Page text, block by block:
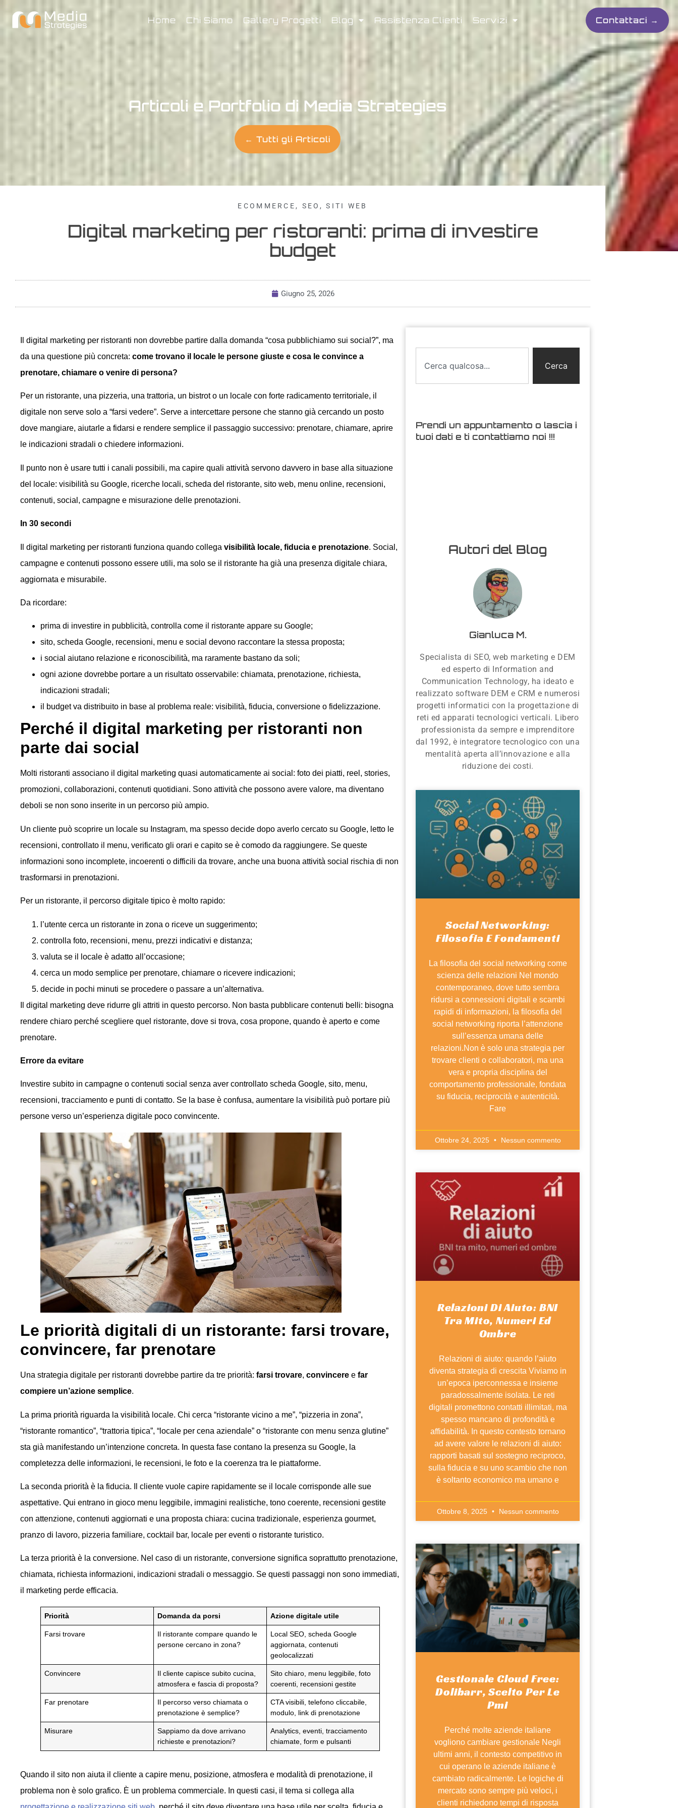
Home Chi Siamo Gallery Progetti Blog Assistenza Clienti Servizi Contattaci →
Articoli e Portfolio di Media Strategies
← Tutti gli Articoli
ECOMMERCE , SEO ,SITI WEB
Digital marketing per ristoranti: prima di investire
budget
Giugno 25, 2026
Il digital marketing per ristoranti non dovrebbe partire dalla domanda “cosa pubblichiamo sui social?”, ma
da una questione più concreta: come trovano il locale le persone giuste e cosa le convince a
prenotare, chiamare o venire di persona?
Per un ristorante, una pizzeria, una trattoria, un bistrot o un locale con forte radicamento territoriale, il
digitale non serve solo a “farsi vedere”. Serve a intercettare persone che stanno già cercando un posto
dove mangiare, aiutarle a fidarsi e rendere semplice il passaggio successivo: prenotare, chiamare, aprire
le indicazioni stradali o chiedere informazioni.
Il punto non è usare tutti i canali possibili, ma capire quali attività servono davvero in base alla situazione
del locale: visibilità su Google, ricerche locali, scheda del ristorante, sito web, menu online, recensioni,
contenuti, social, campagne e misurazione delle prenotazioni.
In 30 secondi
Il digital marketing per ristoranti funziona quando collega visibilità locale, fiducia e prenotazione. Social,
campagne e contenuti possono essere utili, ma solo se il ristorante ha già una presenza digitale chiara,
aggiornata e misurabile.
Da ricordare:
prima di investire in pubblicità, controlla come il ristorante appare su Google;
sito, scheda Google, recensioni, menu e social devono raccontare la stessa proposta;
i social aiutano relazione e riconoscibilità, ma raramente bastano da soli;
ogni azione dovrebbe portare a un risultato osservabile: chiamata, prenotazione, richiesta,
indicazioni stradali;
il budget va distribuito in base al problema reale: visibilità, fiducia, conversione o fidelizzazione.
Perché il digital marketing per ristoranti non
parte dai social
Molti ristoranti associano il digital marketing quasi automaticamente ai social: foto dei piatti, reel, stories,
promozioni, collaborazioni, contenuti quotidiani. Sono attività che possono avere valore, ma diventano
deboli se non sono inserite in un percorso più ampio.
Un cliente può scoprire un locale su Instagram, ma spesso decide dopo averlo cercato su Google, letto le
recensioni, controllato il menu, verificato gli orari e capito se è comodo da raggiungere. Se queste
informazioni sono incomplete, incoerenti o difficili da trovare, anche una buona attività social rischia di non
trasformarsi in prenotazioni.
Per un ristorante, il percorso digitale tipico è molto rapido:
l’utente cerca un ristorante in zona o riceve un suggerimento;
controlla foto, recensioni, menu, prezzi indicativi e distanza;
valuta se il locale è adatto all’occasione;
cerca un modo semplice per prenotare, chiamare o ricevere indicazioni;
decide in pochi minuti se procedere o passare a un’alternativa.
Il digital marketing deve ridurre gli attriti in questo percorso. Non basta pubblicare contenuti belli: bisogna
rendere chiaro perché scegliere quel ristorante, dove si trova, cosa propone, quando è aperto e come
prenotare.
Errore da evitare
Investire subito in campagne o contenuti social senza aver controllato scheda Google, sito, menu,
recensioni, tracciamento e punti di contatto. Se la base è confusa, aumentare la visibilità può portare più
persone verso un’esperienza digitale poco convincente.
Le priorità digitali di un ristorante: farsi trovare,
convincere, far prenotare
Una strategia digitale per ristoranti dovrebbe partire da tre priorità: farsi trovare, convincere e far
compiere un’azione semplice.
La prima priorità riguarda la visibilità locale. Chi cerca “ristorante vicino a me”, “pizzeria in zona”,
“ristorante romantico”, “trattoria tipica”, “locale per cena aziendale” o “ristorante con menu senza glutine”
sta già manifestando un’intenzione concreta. In questa fase contano la presenza su Google, la
completezza delle informazioni, le recensioni, le foto e la coerenza tra le piattaforme.
La seconda priorità è la fiducia. Il cliente vuole capire rapidamente se il locale corrisponde alle sue
aspettative. Qui entrano in gioco menu leggibile, immagini realistiche, tono coerente, recensioni gestite
con attenzione, contenuti aggiornati e una proposta chiara: cucina tradizionale, esperienza gourmet,
pranzo di lavoro, pizzeria familiare, cocktail bar, locale per eventi o ristorante turistico.
La terza priorità è la conversione. Nel caso di un ristorante, conversione significa soprattutto prenotazione,
chiamata, richiesta informazioni, indicazioni stradali o messaggio. Se questi passaggi non sono immediati,
il marketing perde efficacia.
Priorità Domanda da porsi Azione digitale utile
Farsi trovare
Il ristorante compare quando le
persone cercano in zona?
Local SEO, scheda Google
aggiornata, contenuti
geolocalizzati
Convincere
Il cliente capisce subito cucina,
atmosfera e fascia di proposta?
Sito chiaro, menu leggibile, foto
coerenti, recensioni gestite
Far prenotare
Il percorso verso chiamata o
prenotazione è semplice?
CTA visibili, telefono cliccabile,
modulo, link di prenotazione
Misurare
Sappiamo da dove arrivano
richieste e prenotazioni?
Analytics, eventi, tracciamento
chiamate, form e pulsanti
Quando il sito non aiuta il cliente a capire menu, posizione, atmosfera e modalità di prenotazione, il
problema non è solo grafico. È un problema commerciale. In questi casi, il tema si collega alla
Cerca
Prendi un appuntamento o lascia i
tuoi dati e ti contattiamo noi !!!
Autori del Blog
Gianluca M.
Specialista di SEO, web marketing e DEM
ed esperto di Information and
Communication Technology, ha ideato e
realizzato software DEM e CRM e numerosi
progetti informatici con la progettazione di
reti ed apparati tecnologici verticali. Libero
professionista da sempre e imprenditore
dal 1992, è integratore tecnologico con una
mentalità aperta all’innovazione e alla
riduzione dei costi.
Social Networking:
Filosofia E Fondamenti
La filosofia del social networking come
scienza delle relazioni Nel mondo
contemporaneo, dove tutto sembra
ridursi a connessioni digitali e scambi
rapidi di informazioni, la filosofia del
social networking riporta l’attenzione
sull’essenza umana delle
relazioni.Non è solo una strategia per
trovare clienti o collaboratori, ma una
vera e propria disciplina del
comportamento professionale, fondata
su fiducia, reciprocità e autenticità.
Fare
Ottobre 24, 2025 Nessun commento
Relazioni Di Aiuto: BNI
Tra Mito, Numeri Ed
Ombre
Relazioni di aiuto: quando l’aiuto
diventa strategia di crescita Viviamo in
un’epoca iperconnessa e insieme
paradossalmente isolata. Le reti
digitali promettono contatti illimitati, ma
spesso mancano di profondità e
affidabilità. In questo contesto tornano
ad avere valore le relazioni di aiuto:
rapporti basati sul sostegno reciproco,
sulla fiducia e su uno scambio che non
è soltanto economico ma umano e
Ottobre 8, 2025 Nessun commento
Gestionale Cloud Free:
Dolibarr, Scelto Per Le
Pmi
Perché molte aziende italiane
vogliono cambiare gestionale Negli
ultimi anni, il contesto competitivo in
cui operano le aziende italiane è
cambiato radicalmente. Le logiche di
mercato sono sempre più veloci, i
clienti richiedono tempi di risposta